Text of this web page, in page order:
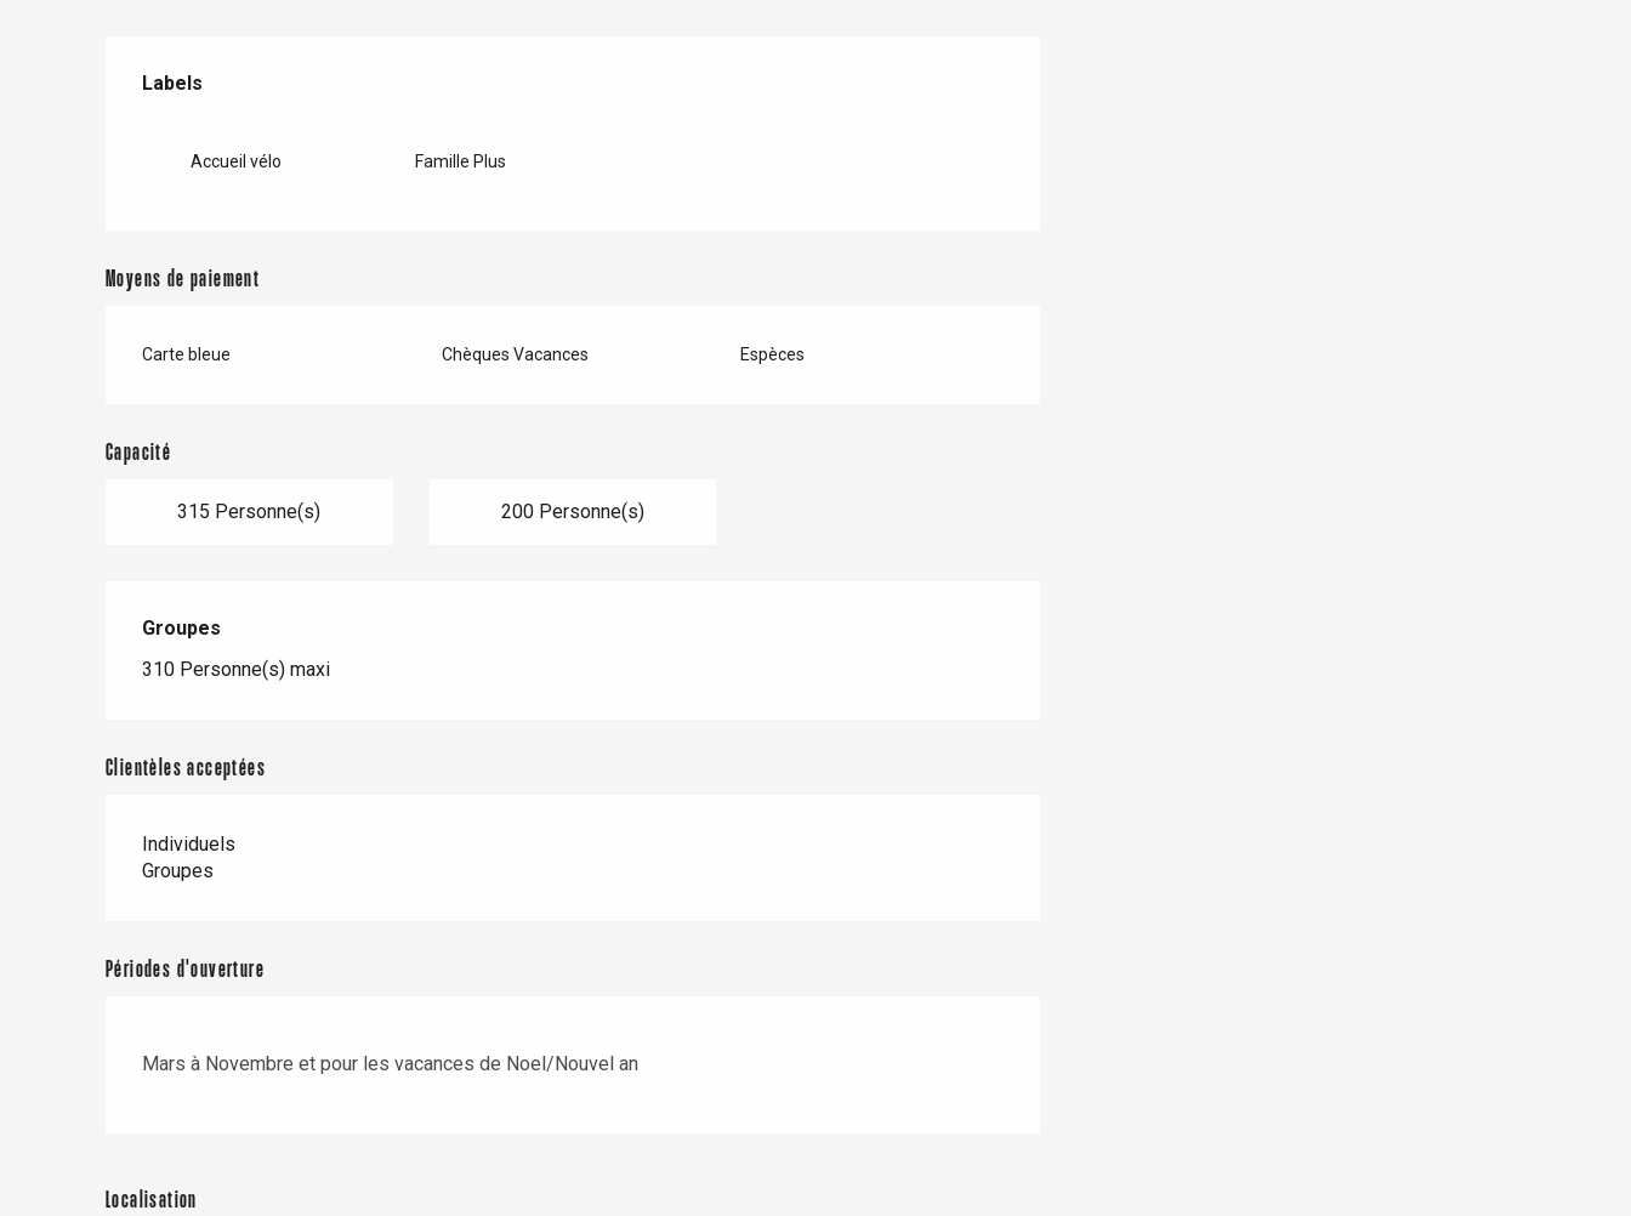
Offres de prestations
Labels
Labels
Accueil vélo Famille Plus
Moyens de paiement
Carte bleue Chèques Vacances Espèces
Capacité
315 Personne(s) 200 Personne(s)
Groupes
Groupes
310 Personne(s) maxi
Clientèles acceptées
Individuels
Groupes
Périodes d'ouverture
Mars à Novembre et pour les vacances de Noel/Nouvel an
Localisation